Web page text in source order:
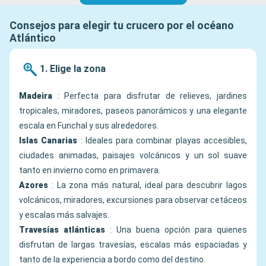
Consejos para elegir tu crucero por el océano
Atlántico
1. Elige la zona
Madeira : Perfecta para disfrutar de relieves, jardines
tropicales, miradores, paseos panorámicos y una elegante
escala en Funchal y sus alrededores.
Islas Canarias : Ideales para combinar playas accesibles,
ciudades animadas, paisajes volcánicos y un sol suave
tanto en invierno como en primavera.
Azores : La zona más natural, ideal para descubrir lagos
volcánicos, miradores, excursiones para observar cetáceos
y escalas más salvajes.
Travesías atlánticas : Una buena opción para quienes
disfrutan de largas travesías, escalas más espaciadas y
tanto de la experiencia a bordo como del destino.